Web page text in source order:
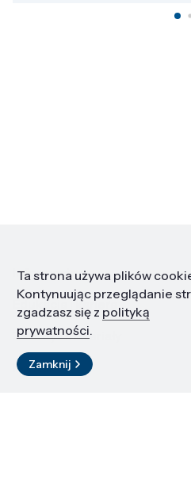
Informacje
Edukacja i kariera
Zasoby i materiały
Kontakt
Ta strona używa plików
Kontynuując przeglądanie
zgadzasz się z polityką
prywatności.
Zamknij